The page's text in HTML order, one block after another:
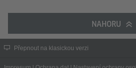
NAHORU
Přepnout na klasickou verzi